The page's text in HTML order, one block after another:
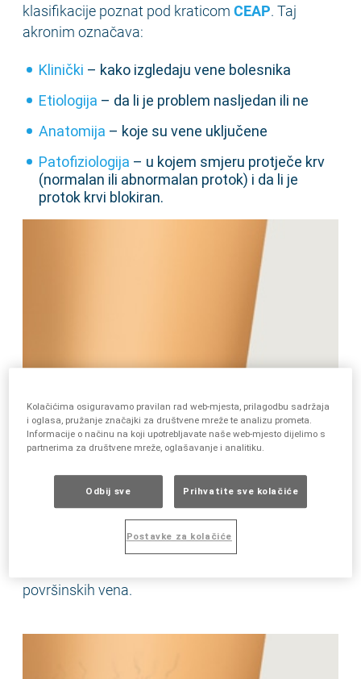
klasifikacije poznat pod kraticom CEAP. Taj
akronim označava:
Klinički – kako izgledaju vene bolesnika
Etiologija – da li je problem nasljedan ili ne
Anatomija – koje su vene uključene
Patofiziologija – u kojem smjeru protječe krv
(normalan ili abnormalan protok) i da li je
protok krvi blokiran.
Nema vidljivih znakova bolesti
površinskih vena
površinskih vena.
Kolačićima osiguravamo pravilan rad web-mjesta, prilagodbu sadržaja
i oglasa, pružanje značajki za društvene mreže te analizu prometa.
Informacije o načinu na koji upotrebljavate naše web-mjesto dijelimo s
partnerima za društvene mreže, oglašavanje i analitiku.
Odbij sve Prihvatite sve kolačiće
Postavke za kolačiće